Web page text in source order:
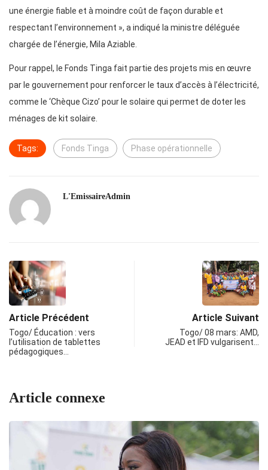
une énergie fiable et à moindre coût de façon durable et
respectant l’environnement », a indiqué la ministre déléguée
chargée de l’énergie, Mila Aziable.
Pour rappel, le Fonds Tinga fait partie des projets mis en œuvre
par le gouvernement pour renforcer le taux d’accès à l’électricité,
comme le ‘Chèque Cizo’ pour le solaire qui permet de doter les
ménages de kit solaire.
Tags: Fonds Tinga Phase opérationnelle
L'EmissaireAdmin
Article Précédent
Togo/ Éducation : vers
l’utilisation de tablettes
pédagogiques…
Article Suivant
Togo/ 08 mars: AMD,
JEAD et IFD vulgarisent…
Article connexe